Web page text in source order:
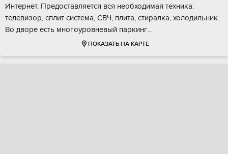
Интернет. Предоставляется вся необходимая техника:
телевизор, сплит система, СВЧ, плита, стиралка, холодильник.
Во дворе есть многоуровневый паркинг...
ПОКАЗАТЬ НА КАРТЕ